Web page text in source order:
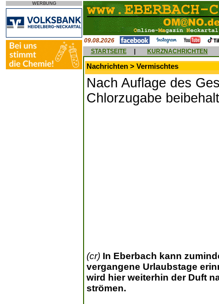
WERBUNG
09.08.2026
STARTSEITE
KURZNACHRICHTEN
Nachrichten > Vermischtes
Nach Auflage des
Chlorzugabe
(cr) In Eberbach kann
vergangene Urlaubstage
wird hier weiterhin der Duft
strömen.